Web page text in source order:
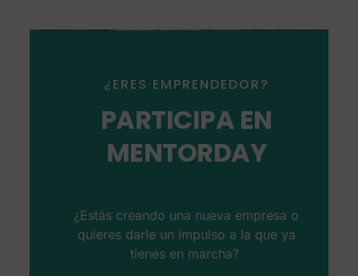
¿ERES EMPRENDEDOR?
PARTICIPA EN
MENTORDAY
¿Estás creando una nueva empresa o
quieres darle un impulso a la que ya
tienes en marcha?